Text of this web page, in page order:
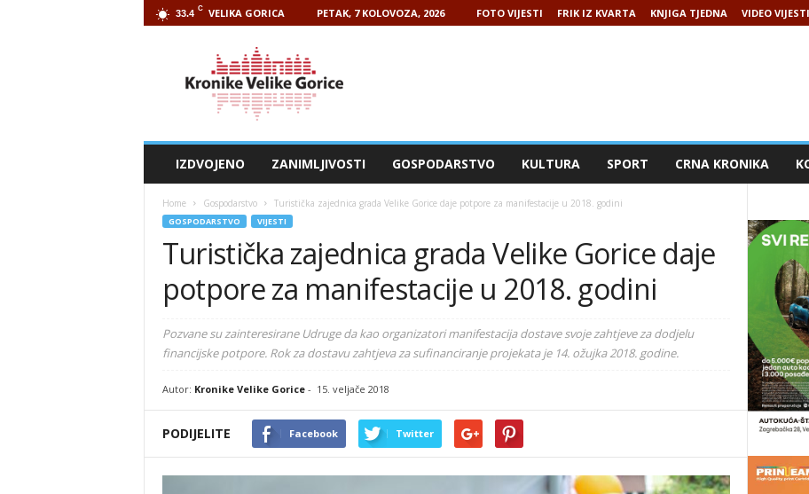
33.4 C VELIKA GORICA PETAK, 7 KOLOVOZA, 2026 FOTO VIJESTI FRIK IZ KVARTA KNJIGA TJEDNA VIDEO VIJESTI
IZDVOJENO ZANIMLJIVOSTI GOSPODARSTVO KULTURA SPORT CRNA KRONIKA
Home Gospodarstvo Turistička zajednica grada Velike Gorice daje potpore za manifestacije u 2018. godini
GOSPODARSTVO VIJESTI
Turistička zajednica grada Velike Gorice daje
potpore za manifestacije u 2018. godini
Pozvane su zainteresirane Udruge da kao organizatori manifestacija dostave svoje zahtjeve za dodjelu
financijske potpore. Rok za dostavu zahtjeva za sufinanciranje projekata je 14. ožujka 2018. godine.
Autor: Kronike Velike Gorice- 15. veljače 2018
PODIJELITE Facebook Twitter